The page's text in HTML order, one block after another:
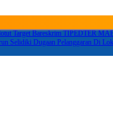
Target Bareskrim TIPEDTER
Selidiki Dugaan Pelanggaran Di